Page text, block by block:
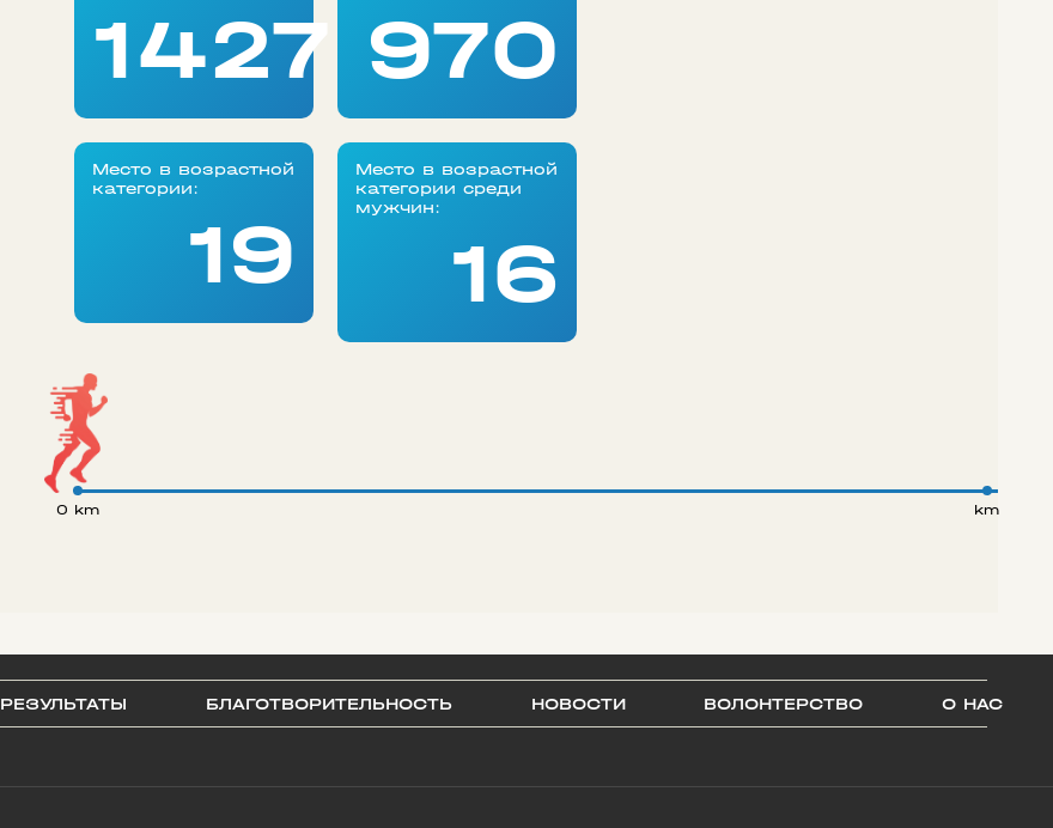
1427 970
Место в возрастной
категории:
19
Место в возрастной
категории среди
мужчин:
16
0 km km
РЕЗУЛЬТАТЫ БЛАГОТВОРИТЕЛЬНОСТЬ НОВОСТИ ВОЛОНТЕРСТВО О НАС